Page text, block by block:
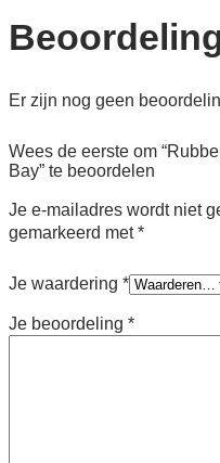
Er zijn nog geen
Wees de eerste om
Bay” te beoordelen
Je e-mailadres wordt niet
gemarkeerd met*
Je waardering *
Je beoordeling *